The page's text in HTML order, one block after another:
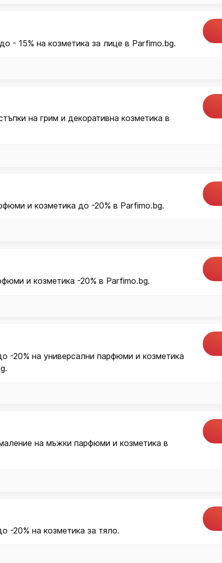
- 15% на козметика за лице в Parfimo.bg.
на грим и декоративна козметика в
и козметика до -20% в Parfimo.bg.
и козметика -20% в Parfimo.bg.
-20% на универсални парфюми и козметика
на мъжки парфюми и козметика в
-20% на козметика за тяло.